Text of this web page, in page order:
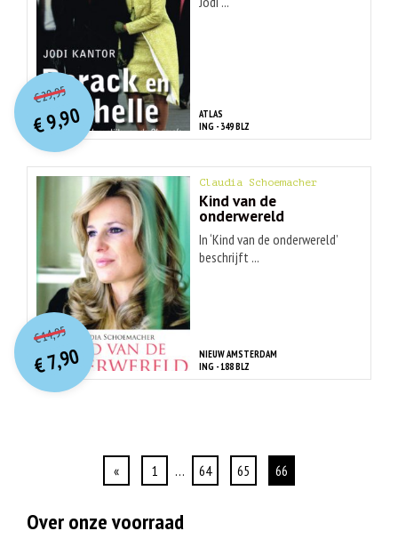
ATLAS
ING - 349 BLZ
€29,95O
orspr
onkelijke
prijs
was:
€ 29,95.
€9,90
Huidige
prijs
is:
€ 9,90.
Claudia Schoemacher
Kind van de
onderwereld
In ‘Kind van de onderwereld’
beschrijft ...
NIEUW AMSTERDAM
ING - 188 BLZ
€14,95O
orspr
onkelijke
prijs
was:
€ 14,95.
€7,90
Huidige
prijs
is:
€ 7,90.
« 1 … 64 65 66
Over onze voorraad